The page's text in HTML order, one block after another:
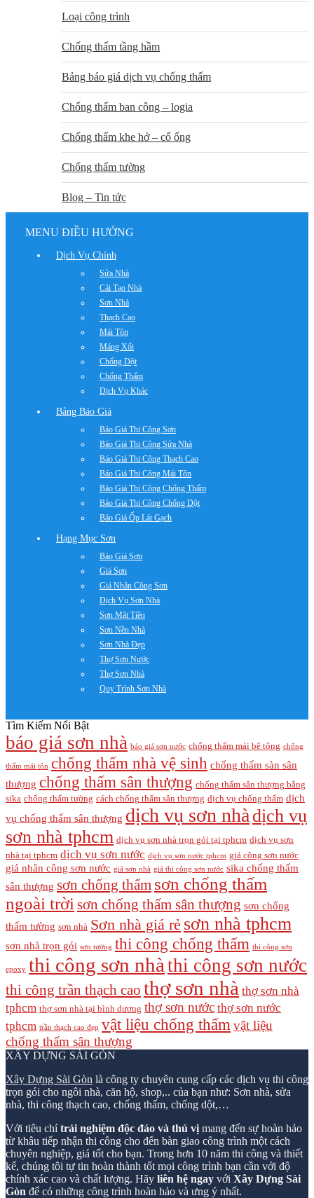
Loại công trình
Chống thấm tầng hầm
Bảng báo giá dịch vụ chống thấm
Chống thấm ban công – logia
Chống thấm khe hở – cổ ống
Chống thấm tường
Blog – Tin tức
MENU ĐIỀU HƯỚNG
Dịch Vụ Chính
Sửa Nhà
Cải Tạo Nhà
Sơn Nhà
Thạch Cao
Mái Tôn
Máng Xối
Chống Dột
Chống Thấm
Dịch Vụ Khác
Bảng Báo Giá
Báo Giá Thi Công Sơn
Báo Giá Thi Công Sửa Nhà
Báo Giá Thi Công Thạch Cao
Báo Giá Thi Công Mái Tôn
Báo Giá Thi Công Chống Thấm
Báo Giá Thi Công Chống Dột
Báo Giá Ốp Lát Gạch
Hạng Mục Sơn
Báo Giá Sơn
Giá Sơn
Giá Nhân Công Sơn
Dịch Vụ Sơn Nhà
Sơn Mặt Tiền
Sơn Nền Nhà
Sơn Nhà Đẹp
Thợ Sơn Nước
Thợ Sơn Nhà
Quy Trình Sơn Nhà
Tìm Kiếm Nổi Bật
báo giá sơn nhà báo giá sơn nước chống thấm mái bê tông chống
thấm mái tôn chống thấm nhà vệ sinh chống thấm sàn sân
thượng chống thấm sân thượng chống thấm sân thượng bằng
sika chống thấm tường cách chống thấm sân thượng dịch vụ chống thấm dịch
vụ chống thấm sân thượng dịch vụ sơn nhà dịch vụ
sơn nhà tphcm dịch vụ sơn nhà trọn gói tại tphcm dịch vụ sơn
nhà tại tphcm dịch vụ sơn nước dịch vụ sơn nước tphcm giá công sơn nước
giá nhân công sơn nước giá sơn nhà giá thi công sơn nước sika chống thấm
sân thượng sơn chống thấm sơn chống thấm
ngoài trời sơn chống thấm sân thượng sơn chống
thấm tường sơn nhà Sơn nhà giá rẻ sơn nhà tphcm
sơn nhà trọn gói sơn tường thi công chống thấm thi công sơn
epoxy thi công sơn nhà thi công sơn nước
thi công trần thạch cao thợ sơn nhà thợ sơn nhà
tphcm thợ sơn nhà tại bình dương thợ sơn nước thợ sơn nước
tphcm trần thạch cao đẹp vật liệu chống thấm vật liệu
chống thấm sân thượng
XÂY DỰNG SÀI GÒN
Xây Dựng Sài Gòn là công ty chuyên cung cấp các dịch vụ thi công
trọn gói cho ngôi nhà, căn hộ, shop,.. của bạn như: Sơn nhà, sửa
nhà, thi công thạch cao, chống thấm, chống dột,…
Với tiêu chítrải nghiệm độc đáo và thú vị mang đến sự hoàn hảo
từ khâu tiếp nhận thi công cho đến bàn giao công trình một cách
chuyên nghiệp, giá tốt cho bạn. Trong hơn 10 năm thi công và thiết
kế, chúng tôi tự tin hoàn thành tốt mọi công trình bạn cần với độ
chính xác cao và chất lượng. Hãy liên hệ ngay với Xây Dựng Sài
Gòn để có những công trình hoàn hảo và ưng ý nhất.